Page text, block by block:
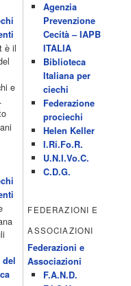
Telefilm:Starsky & Hutch
voi 12.25 Studio
animati 14.30 I Simpson
Telefilm:Wildfire 16.50
Don Luca c'� 19.35
La ruota della
traffico06:55 - Movie
- Tg La707:50 -
che tira12:25 - I
Tg La7 Cronache14:40 -
di primo grado -
Borse e monete 08.00
10) 11.00 Forum
è il
e
del
Agenzia
Prevenzione
Cecità – IAPB
ITALIA
Biblioteca
Italiana per
ciechi
Federazione
prociechi
Helen Keller
I.Ri.Fo.R.
U.N.I.Vo.C.
C.D.G.
FEDERAZIONI E
ASSOCIAZIONI
Federazioni e
Associazioni
F.A.N.D.